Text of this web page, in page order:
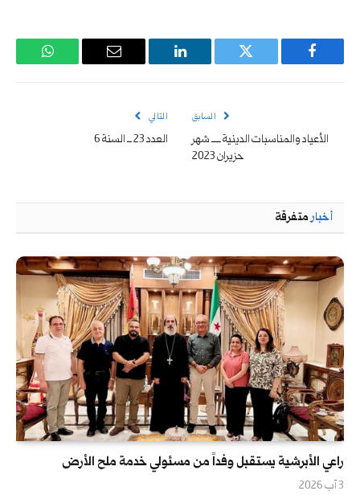
فيسبوك تويتر لينكدإن
البريد
واتساب
السابق
الأعياد والمناسبات الدينية ــــ شهر
حزيران 2023
التالي
العدد 23 ــ السنة 6
أخبارمتفرقة
راعي الأبرشية يستقبل وفداً من مسئولي خدمة ملح الأرض
3 آب 2026